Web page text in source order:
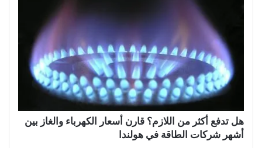
هل تدفع أكثر من اللازم؟ قارن أسعار الكهرباء والغاز بين
أشهر شركات الطاقة في هولندا